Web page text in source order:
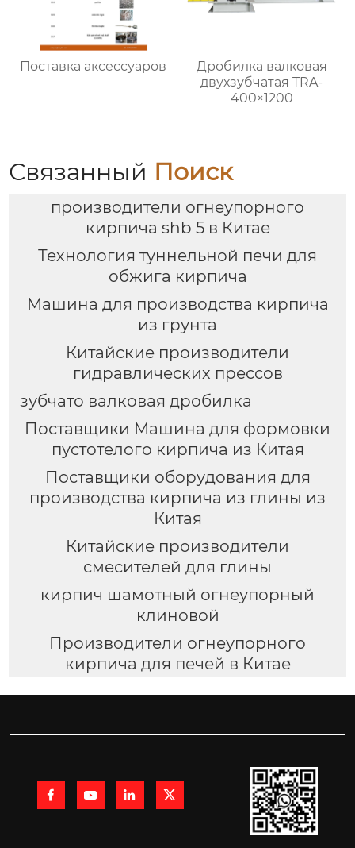
Поставка аксессуаров
Дробилка валковая
двухзубчатая TRA-
400×1200
Связанный Поиск
производители огнеупорного
кирпича shb 5 в Китае
Технология туннельной печи для
обжига кирпича
Машина для производства кирпича
из грунта
Китайские производители
гидравлических прессов
зубчато валковая дробилка
Поставщики Машина для формовки
пустотелого кирпича из Китая
Поставщики оборудования для
производства кирпича из глины из
Китая
Китайские производители
смесителей для глины
кирпич шамотный огнеупорный
клиновой
Производители огнеупорного
кирпича для печей в Китае
   